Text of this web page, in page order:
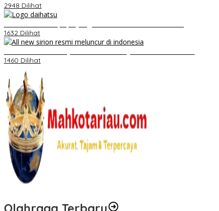
2948 Dilihat
1632 Dilihat
1460 Dilihat
Olahraga Terbaru